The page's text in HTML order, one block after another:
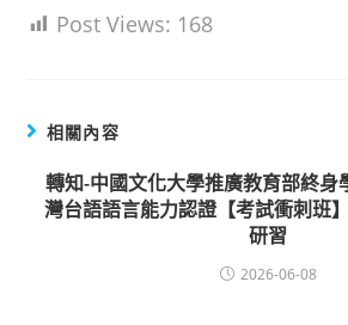
Post Views: 168
相關內容
轉知-中國文化大學推廣教育部終身
灣台語語言能力認證【考試衝刺班
研習
2026-06-08